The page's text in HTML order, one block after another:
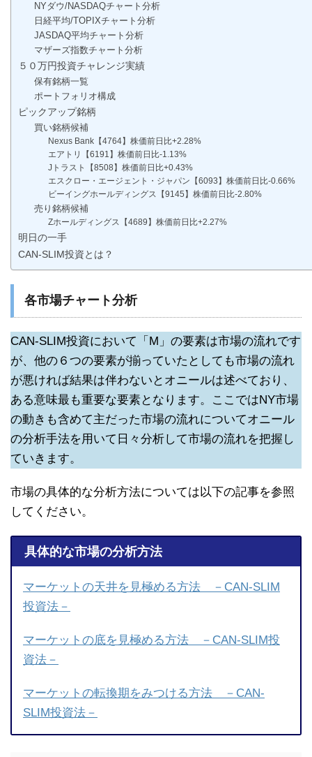
NYダウ/NASDAQチャート分析
日経平均/TOPIXチャート分析
JASDAQ平均チャート分析
マザーズ指数チャート分析
５０万円投資チャレンジ実績
保有銘柄一覧
ポートフォリオ構成
ピックアップ銘柄
買い銘柄候補
Nexus Bank【4764】株価前日比+2.28%
エアトリ【6191】株価前日比-1.13%
Jトラスト【8508】株価前日比+0.43%
エスクロー・エージェント・ジャパン【6093】株価前日比-0.66%
ビーイングホールディングス【9145】株価前日比-2.80%
売り銘柄候補
Zホールディングス【4689】株価前日比+2.27%
明日の一手
CAN-SLIM投資とは？
各市場チャート分析
CAN-SLIM投資において「M」の要素は市場の流れです
が、他の６つの要素が揃っていたとしても市場の流れ
が悪ければ結果は伴わないとオニールは述べており、
ある意味最も重要な要素となります。ここではNY市場
の動きも含めて主だった市場の流れについてオニール
の分析手法を用いて日々分析して市場の流れを把握し
ていきます。
市場の具体的な分析方法については以下の記事を参照
してください。
具体的な市場の分析方法
マーケットの天井を見極める方法 －CAN-SLIM
投資法－
マーケットの底を見極める方法 －CAN-SLIM投
資法－
マーケットの転換期をみつける方法 －CAN-
SLIM投資法－